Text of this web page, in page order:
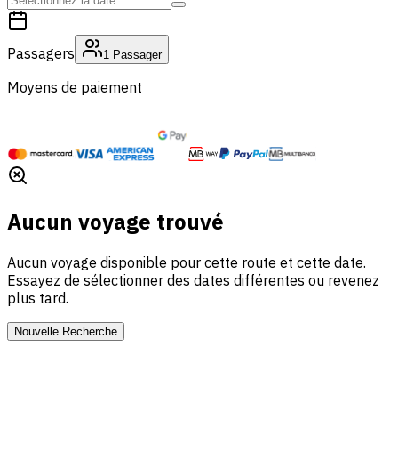
Passagers 1 Passager
Moyens de paiement
Aucun voyage trouvé
Aucun voyage disponible pour cette route et cette date.
Essayez de sélectionner des dates différentes ou revenez
plus tard.
Nouvelle Recherche